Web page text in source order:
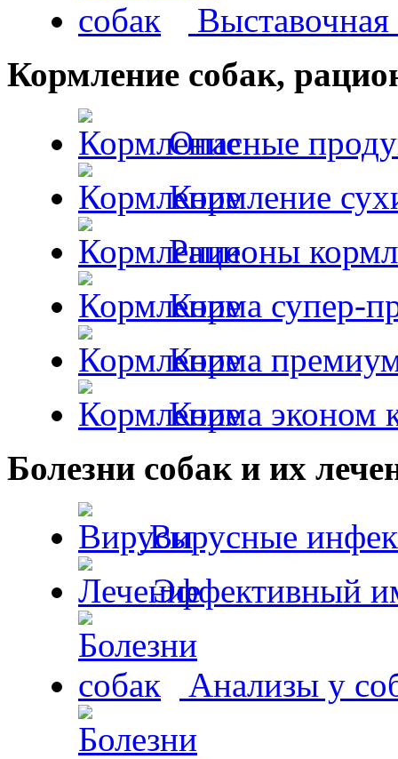
Выставочная
Кормление собак,
Опасные
Кормление
Рационы
Корма супер-
Корма премиум
Корма эконом
Болезни собак и их
Вирусные
Эффективный
Анализы у